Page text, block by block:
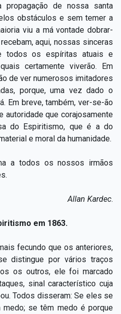
de nossa santa
obstáculos e sem temer a
viu a má vontade dobrar-
aqui, nossas sinceras
todos os espíritas atuais e
certamente viverão. Em
de ver numerosos imitadores
porque, uma vez dado o
Em breve, também, ver-se-ão
autoridade que corajosamente
do Espiritismo, que é a do
e moral da humanidade.
a todos os nossos irmãos
Allan Kardec.
em 1863.
fecundo que os anteriores,
distingue por vários traços
os outros, ele foi marcado
sinal característico cuja
Todos disseram: Se eles se
medo; se têm medo é porque